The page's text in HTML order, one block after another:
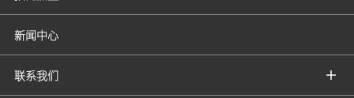
新闻中心
联系我们